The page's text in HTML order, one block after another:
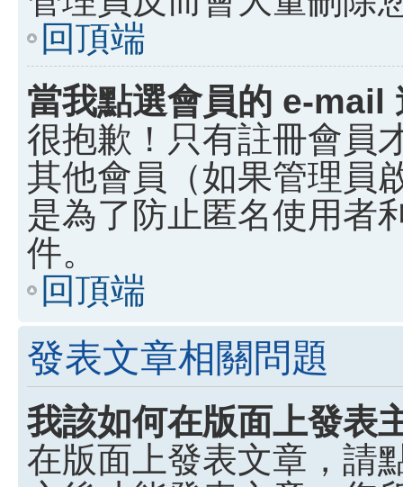
回頂端
當我點選會員的 e-mail
很抱歉！只有註冊會員
其他會員（如果管理員
是為了防止匿名使用者
件。
回頂端
發表文章相關問題
我該如何在版面上發表
在版面上發表文章，請